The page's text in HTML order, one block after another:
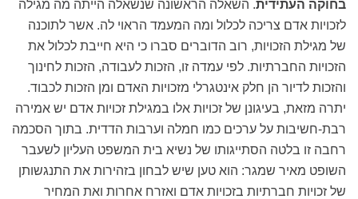
בחוקה העתידית. השאלה הראשונה שנשאלה הייתה מה מגילה
לזכויות אדם צריכה לכלול ומה המעמד הראוי לה. אשר לתוכנה
של מגילת הזכויות, רוב הדוברים סברו כי היא חייבת לכלול את
הזכויות החברתיות. לפי עמדה זו, הזכות לעבודה, הזכות לחינוך
והזכות לדיור הן חלק אינטגרלי מזכויות האדם ומן הזכות לכבוד.
יתרה מזאת, בעיגונן של זכויות אלו במגילת זכויות אדם יש אמירה
רבת-חשיבות על ערכים כמו חמלה וערבות הדדית. בתוך הסכמה
רחבה זו בלטה הסתייגותו של נשיא בית המשפט העליון לשעבר
השופט מאיר שמגר: הוא טען שיש לבחון בזהירות את התנגשותן
של זכויות חברתיות בזכויות אדם ואזרח אחרות ואת המחיר